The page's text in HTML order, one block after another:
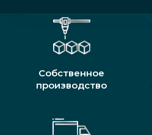
Собственное
производство